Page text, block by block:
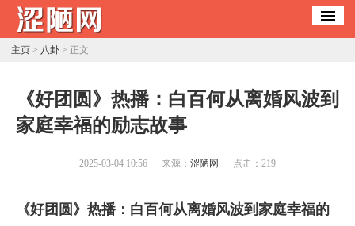
主页> 八卦> 正文
​《好团圆》热播：白百何从离婚风波到
家庭幸福的励志故事
2025-03-04 10:56 来源： 涩陋网 点击： 219
《好团圆》热播：白百何从离婚风波到家庭幸福的